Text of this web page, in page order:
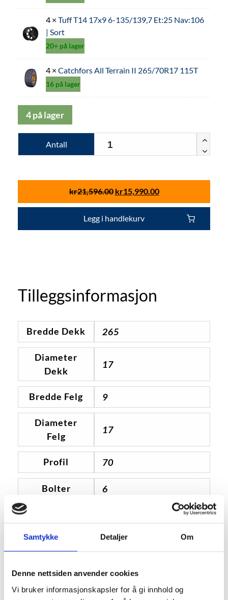
Samtykke Detaljer Om
Denne nettsiden anvender cookies
Vi bruker informasjonskapsler for å gi innhold og
4 × Tuff T14 17x9 6-135/139,7 Et:25 Nav:106
| Sort
20+ på lager
4 × Catchfors All Terrain II 265/70R17 115T
16 på lager
4 på lager
Antall
kr21,596.00 kr15,990.00
Legg i handlekurv
Tilleggsinformasjon
Bredde Dekk 265
Diameter
Dekk
17
Bredde Felg 9
Diameter
Felg
17
Profil 70
Bolter 6
Innpress 25